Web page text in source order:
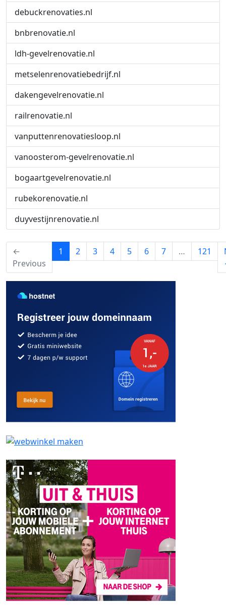
debuckrenovaties.nl
bnbrenovatie.nl
ldh-gevelrenovatie.nl
metselenrenovatiebedrijf.nl
dakengevelrenovatie.nl
railrenovatie.nl
vanputtenrenovatiesloop.nl
vanoosterom-gevelrenovatie.nl
bogaartgevelrenovatie.nl
rubekorenovatie.nl
duyvestijnrenovatie.nl
←
Previous
1 (current)
2 3 4 5 6 7 … 121